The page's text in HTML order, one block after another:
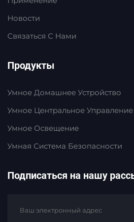
Новости
Связаться С Нами
Продукты
Умное Домашнее Устройство
Умное Центральное Управление
Умное Освещение
Умная Система Безопасности
Подписаться на нашу